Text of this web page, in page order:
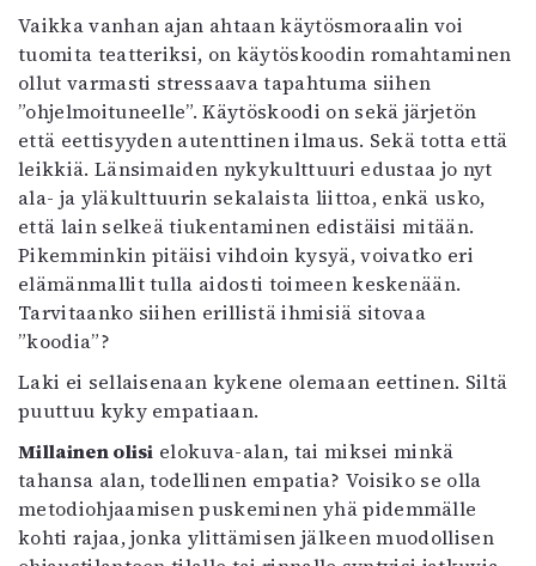
Vaikka vanhan ajan ahtaan käytösmoraalin voi
tuomita teatteriksi, on käytöskoodin romahtaminen
ollut varmasti stressaava tapahtuma siihen
”ohjelmoituneelle”. Käytöskoodi on sekä järjetön
että eettisyyden autenttinen ilmaus. Sekä totta että
leikkiä. Länsimaiden nykykulttuuri edustaa jo nyt
ala- ja yläkulttuurin sekalaista liittoa, enkä usko,
että lain selkeä tiukentaminen edistäisi mitään.
Pikemminkin pitäisi vihdoin kysyä, voivatko eri
elämänmallit tulla aidosti toimeen keskenään.
Tarvitaanko siihen erillistä ihmisiä sitovaa
”koodia”?
Laki ei sellaisenaan kykene olemaan eettinen. Siltä
puuttuu kyky empatiaan.
Millainen olisi elokuva-alan, tai miksei minkä
tahansa alan, todellinen empatia? Voisiko se olla
metodiohjaamisen puskeminen yhä pidemmälle
kohti rajaa, jonka ylittämisen jälkeen muodollisen